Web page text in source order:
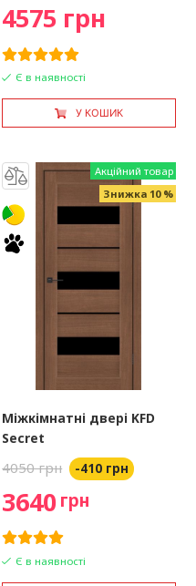
4575 грн
Є в наявності
У КОШИК
Акційний товар
Знижка 10 %
Міжкімнатні двері KFD
Secret
4050 грн -410 грн
3640 грн
Є в наявності